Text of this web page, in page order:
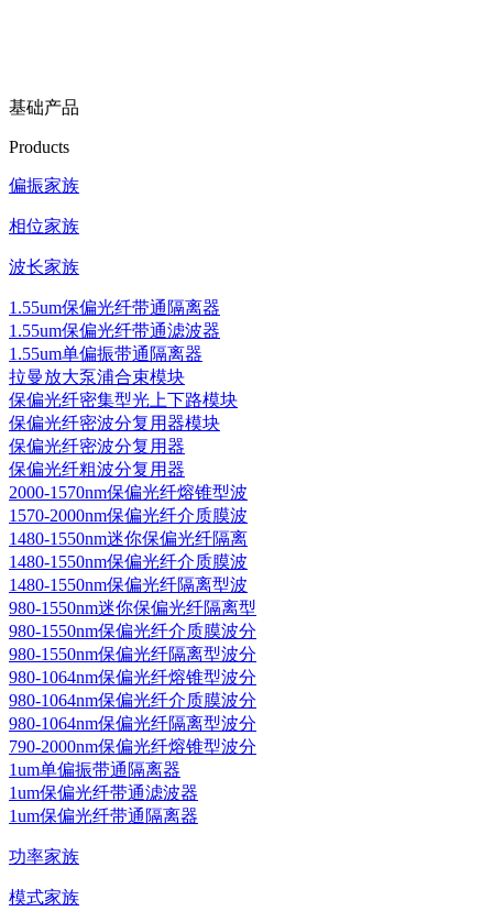
基础产品
Products
偏振家族
相位家族
波长家族
1.55um保偏光纤带通隔离器
1.55um保偏光纤带通滤波器
1.55um单偏振带通隔离器
拉曼放大泵浦合束模块
保偏光纤密集型光上下路模块
保偏光纤密波分复用器模块
保偏光纤密波分复用器
保偏光纤粗波分复用器
2000-1570nm保偏光纤熔锥型波
1570-2000nm保偏光纤介质膜波
1480-1550nm迷你保偏光纤隔离
1480-1550nm保偏光纤介质膜波
1480-1550nm保偏光纤隔离型波
980-1550nm迷你保偏光纤隔离型
980-1550nm保偏光纤介质膜波分
980-1550nm保偏光纤隔离型波分
980-1064nm保偏光纤熔锥型波分
980-1064nm保偏光纤介质膜波分
980-1064nm保偏光纤隔离型波分
790-2000nm保偏光纤熔锥型波分
1um单偏振带通隔离器
1um保偏光纤带通滤波器
1um保偏光纤带通隔离器
功率家族
模式家族